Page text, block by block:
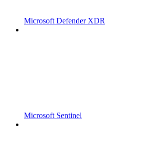
Microsoft Defender XDR
Microsoft Sentinel